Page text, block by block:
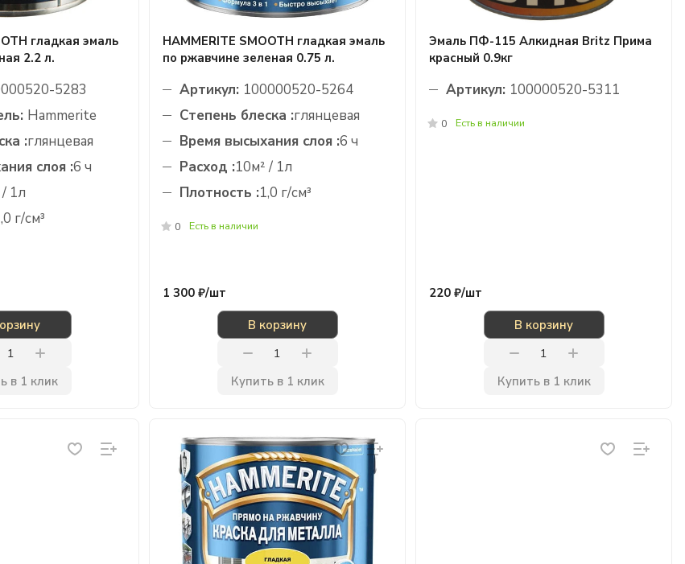
гладкая эмаль
2.2 л.
5283
Hammerite
:глянцевая
слоя :6 ч
1л
г/см³
в 1 клик
HAMMERITE SMOOTH гладкая эмаль
по ржавчине зеленая 0.75 л.
Артикул: 100000520-5264
Степень блеска :глянцевая
Время высыхания слоя :6 ч
Расход :10м² / 1л
Плотность :1,0 г/см³
0 Есть в наличии
1 300 ₽/шт
В корзину
Купить в 1 клик
Эмаль ПФ-115 Алкидная Britz Прима
красный 0.9кг
Артикул: 100000520-5311
0 Есть в наличии
220 ₽/шт
В корзину
Купить в 1 клик